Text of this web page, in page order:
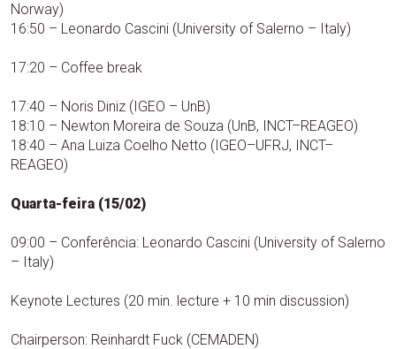
Norway)
16:50 – Leonardo Cascini (University of Salerno – Italy)
17:20 – Coffee break
17:40 – Noris Diniz (IGEO – UnB)
18:10 – Newton Moreira de Souza (UnB, INCT–REAGEO)
18:40 – Ana Luiza Coelho Netto (IGEO–UFRJ, INCT–
REAGEO)
Quarta-feira (15/02)
09:00 – Conferência: Leonardo Cascini (University of Salerno
– Italy)
Keynote Lectures (20 min. lecture + 10 min discussion)
Chairperson: Reinhardt Fuck (CEMADEN)